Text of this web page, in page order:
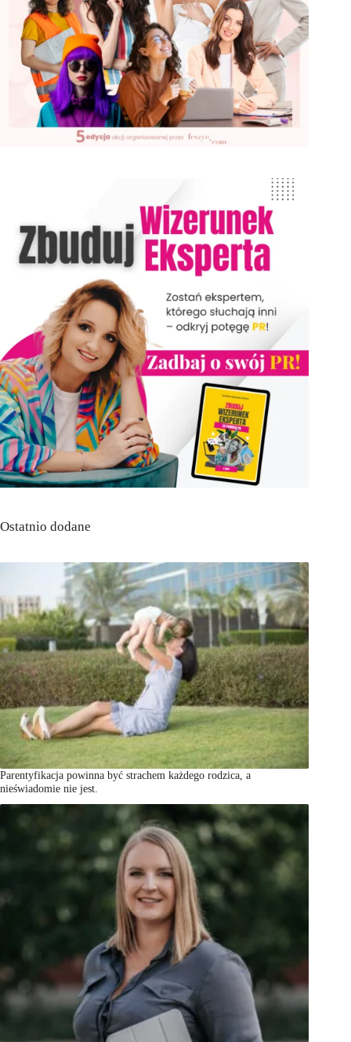
Ostatnio dodane
Parentyfikacja powinna być strachem każdego rodzica, a
nieświadomie nie jest.